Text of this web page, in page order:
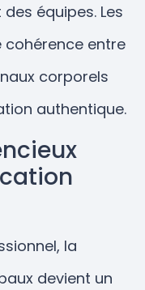
équipes. Les
entre
corporels
authentique.
la
devient un